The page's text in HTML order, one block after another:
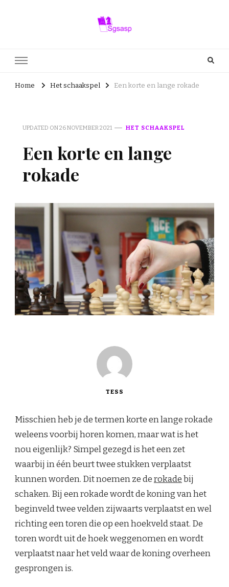
Home Het schaakspel Een korte en lange rokade
UPDATED ON26 NOVEMBER 2021 HET SCHAAKSPEL
Een korte en lange
rokade
TESS
Misschien heb je de termen korte en lange rokade
weleens voorbij horen komen, maar wat is het
nou eigenlijk? Simpel gezegd is het een zet
waarbij in één beurt twee stukken verplaatst
kunnen worden. Dit noemen ze derokadebij
schaken. Bij een rokade wordt de koning van het
beginveld twee velden zijwaarts verplaatst en wel
richting een toren die op een hoekveld staat. De
toren wordt uit de hoek weggenomen en wordt
verplaatst naar het veld waar de koning overheen
gesprongen is.